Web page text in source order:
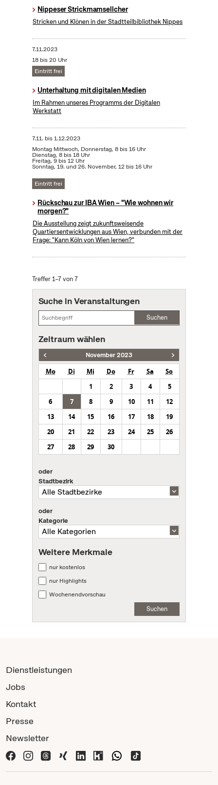
Nippeser Strickmamsellcher
Stricken und Klönen in der Stadtteilbibliothek Nippes
7.11.2023
18 bis 20 Uhr
Eintritt frei
Unterhaltung mit digitalen Medien
Im Rahmen unseres Programms der Digitalen
Werkstatt
7.11. bis1.12.2023
Montag Mittwoch, Donnerstag, 8 bis 16 Uhr
Dienstag, 8 bis 18 Uhr
Freitag, 9 bis 12 Uhr
Sonntag, 19. und 26. November, 12 bis 16 Uhr
Eintritt frei
Rückschau zur IBA Wien – "Wie wohnen wir
morgen?"
Die Ausstellung zeigt zukunftsweisende
Quartiersentwicklungen aus Wien, verbunden mit der
Frage: "Kann Köln von Wien lernen?"
Treffer 1–7 von 7
Suche in Veranstaltungen
Suchen
Zeitraum wählen
November 2023
Mo Di Mi Do Fr Sa
So
1
2 3 4
5
6
7 8 9 10 11
12
13
14 15 16 17 18
19
20
21 22 23 24 25
26
27
28 29 30
oder
Stadtbezirk
oder
Kategorie
Weitere Merkmale
nur kostenlos
nur Highlights
Wochenendvorschau
Suchen
Dienstleistungen
Jobs
Kontakt
Presse
Newsletter